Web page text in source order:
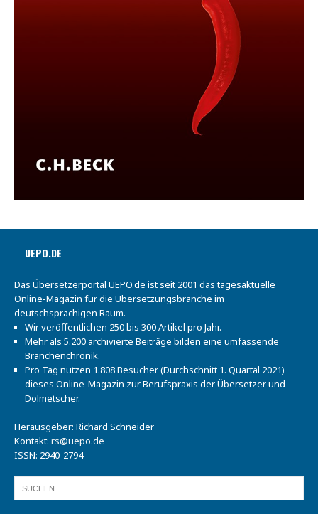
UEPO.DE
Das Übersetzerportal UEPO.de ist seit 2001 das tagesaktuelle
Online-Magazin für die Übersetzungsbranche im
deutschsprachigen Raum.
Wir veröffentlichen 250 bis 300 Artikel pro Jahr.
Mehr als 5.200 archivierte Beiträge bilden eine umfassende
Branchenchronik.
Pro Tag nutzen 1.808 Besucher (Durchschnitt 1. Quartal 2021)
dieses Online-Magazin zur Berufspraxis der Übersetzer und
Dolmetscher.
Herausgeber: Richard Schneider
Kontakt: rs@uepo.de
ISSN: 2940-2794